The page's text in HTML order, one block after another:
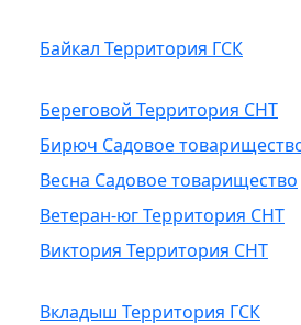
Байкал Территория ГСК
Береговой Территория СНТ
Бирюч Садовое
Весна Садовое товарищество
Ветеран-юг Территория СНТ
Виктория Территория СНТ
Вкладыш Территория ГСК